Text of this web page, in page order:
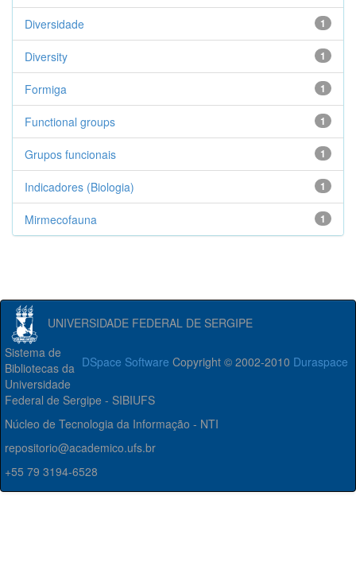
1
Diversidade
1
Diversity
1
Formiga
1
Functional groups
1
Grupos funcionais
1
Indicadores (Biologia)
1
Mirmecofauna
UNIVERSIDADE FEDERAL DE SERGIPE
DSpace Software Copyright © 2002-2010 Duraspace
Sistema de
Bibliotecas da
Universidade
Federal de Sergipe - SIBIUFS
Núcleo de Tecnologia da Informação - NTI
repositorio@academico.ufs.br
+55 79 3194-6528